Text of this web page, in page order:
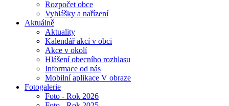
Rozpočet obce
Vyhlášky a nařízení
Aktuálně
Aktuality
Kalendář akcí v obci
Akce v okolí
Hlášení obecního rozhlasu
Informace od nás
Mobilní aplikace V obraze
Fotogalerie
Foto - Rok 2026